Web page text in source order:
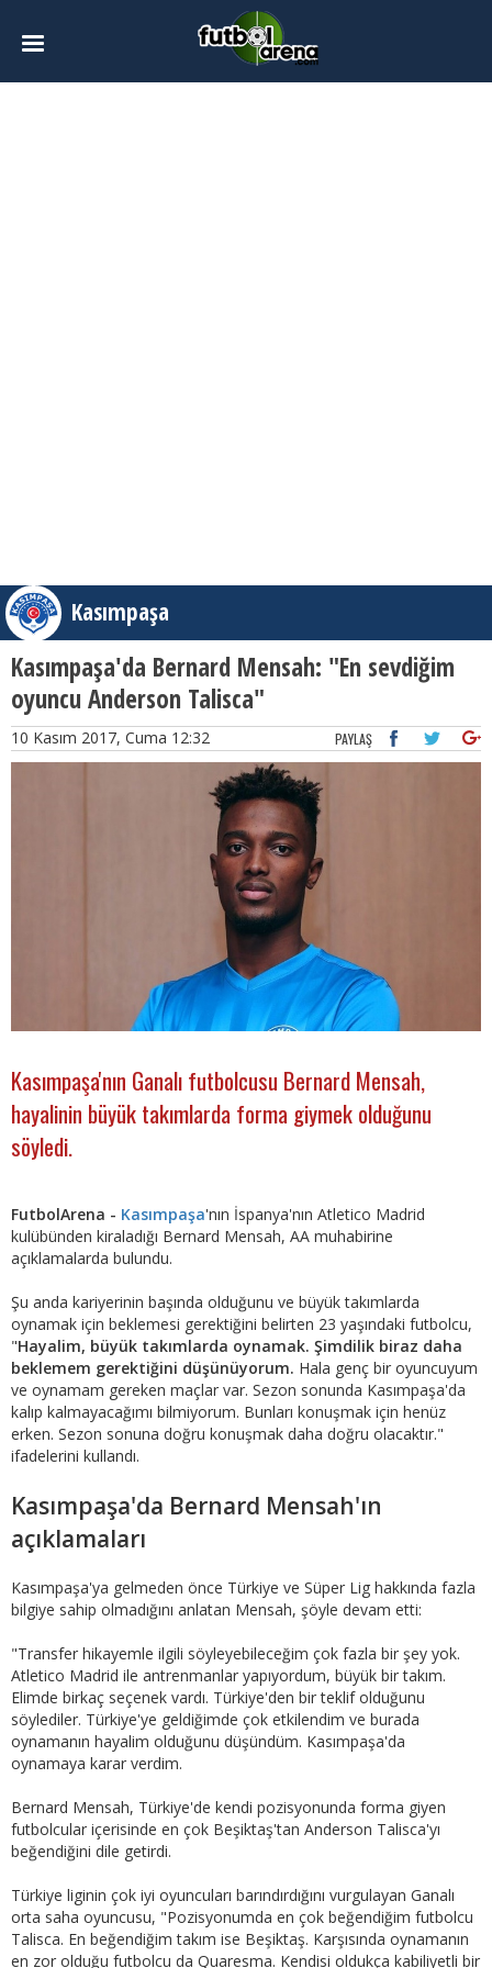
Kasımpaşa
Kasımpaşa'da Bernard Mensah: "En sevdiğim
oyuncu Anderson Talisca"
10 Kasım 2017, Cuma 12:32 PAYLAŞ
Kasımpaşa'nın Ganalı futbolcusu Bernard Mensah,
hayalinin büyük takımlarda forma giymek olduğunu
söyledi.
FutbolArena - Kasımpaşa'nın İspanya'nın Atletico Madrid
kulübünden kiraladığı Bernard Mensah, AA muhabirine
açıklamalarda bulundu.
Şu anda kariyerinin başında olduğunu ve büyük takımlarda
oynamak için beklemesi gerektiğini belirten 23 yaşındaki futbolcu,
"Hayalim, büyük takımlarda oynamak. Şimdilik biraz daha
beklemem gerektiğini düşünüyorum. Hala genç bir oyuncuyum
ve oynamam gereken maçlar var. Sezon sonunda Kasımpaşa'da
kalıp kalmayacağımı bilmiyorum. Bunları konuşmak için henüz
erken. Sezon sonuna doğru konuşmak daha doğru olacaktır."
ifadelerini kullandı.
Kasımpaşa'da Bernard Mensah'ın
açıklamaları
Kasımpaşa'ya gelmeden önce Türkiye ve Süper Lig hakkında fazla
bilgiye sahip olmadığını anlatan Mensah, şöyle devam etti:
"Transfer hikayemle ilgili söyleyebileceğim çok fazla bir şey yok.
Atletico Madrid ile antrenmanlar yapıyordum, büyük bir takım.
Elimde birkaç seçenek vardı. Türkiye'den bir teklif olduğunu
söylediler. Türkiye'ye geldiğimde çok etkilendim ve burada
oynamanın hayalim olduğunu düşündüm. Kasımpaşa'da
oynamaya karar verdim.
Bernard Mensah, Türkiye'de kendi pozisyonunda forma giyen
futbolcular içerisinde en çok Beşiktaş'tan Anderson Talisca'yı
beğendiğini dile getirdi.
Türkiye liginin çok iyi oyuncuları barındırdığını vurgulayan Ganalı
orta saha oyuncusu, "Pozisyonumda en çok beğendiğim futbolcu
Talisca. En beğendiğim takım ise Beşiktaş. Karşısında oynamanın
en zor olduğu futbolcu da Quaresma. Kendisi oldukça kabiliyetli bir